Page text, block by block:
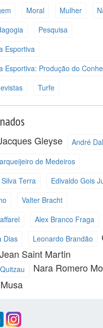
Moral Mulher
Pesquisa
Esportiva
Esportiva: Produção do
Turfe
Gleyse
André
de Medeiros
Terra
Edivaldo Gois
Valter Bracht
Alex Branco Fraga
Dias
Leonardo Brandão
Jean Saint Martin
Nara Romero